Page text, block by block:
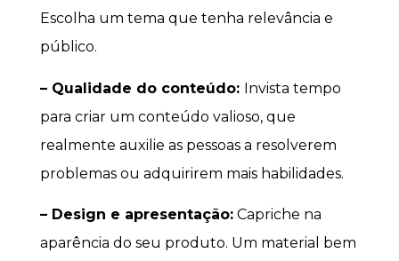
Escolha um tema que tenha relevância e
público.
– Qualidade do conteúdo: Invista tempo
para criar um conteúdo valioso, que
realmente auxilie as pessoas a resolverem
problemas ou adquirirem mais habilidades.
– Design e apresentação: Capriche na
aparência do seu produto. Um material bem